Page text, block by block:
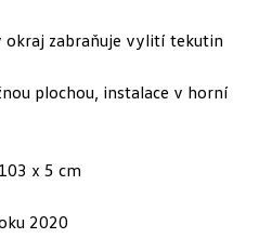
okraj zabraňuje vylití tekutin
plochou, instalace v horní
x 5 cm
2020